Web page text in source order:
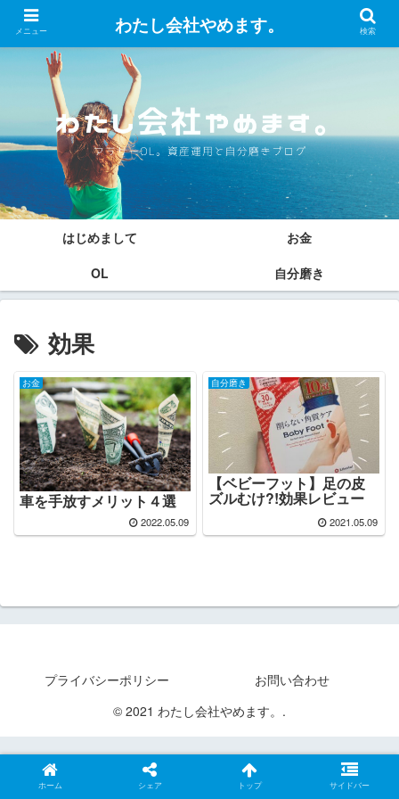
はじめまして
お金
OL
自分磨き
効果
お金
車を手放すメリット４選
2022.05.09
自分磨き
【ベビーフット】足の皮
ズルむけ?!効果レビュー
2021.05.09
プライバシーポリシー
お問い合わせ
© 2021 わたし会社やめます。.
メニュー わたし会社やめます。 検索
ホーム シェア トップ サイドバー